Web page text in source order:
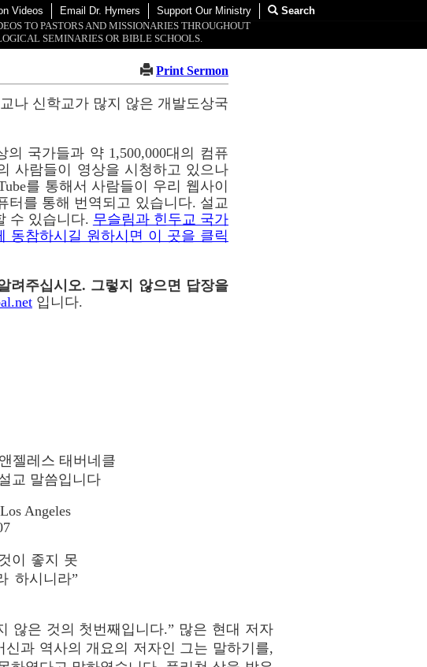
Videos Email Dr. Hymers Support Our Ministry
Search
TO PASTORS AND MISSIONARIES THROUGHOUT
SEMINARIES OR BIBLE SCHOOLS.
Print Sermon
나 신학교가 많지 않은 개발도상국
의 국가들과 약 1,500,000대의 컴퓨
사람들이 영상을 시청하고 있으나
를 통해서 사람들이 우리 웹사이
터를 통해 번역되고 있습니다. 설교
수 있습니다. 무슬림과 힌두교 국가
동참하시길 원하시면 이 곳을 클릭
려주십시오. 그렇지 않으면 답장을
입니다.
젤레스 태버네클
교 말씀입니다
Angeles
이 좋지 못
하시니라”
않은 것의 첫번째입니다.” 많은 현대 저자
과 역사의 개요의 저자인 그는 말하기를,